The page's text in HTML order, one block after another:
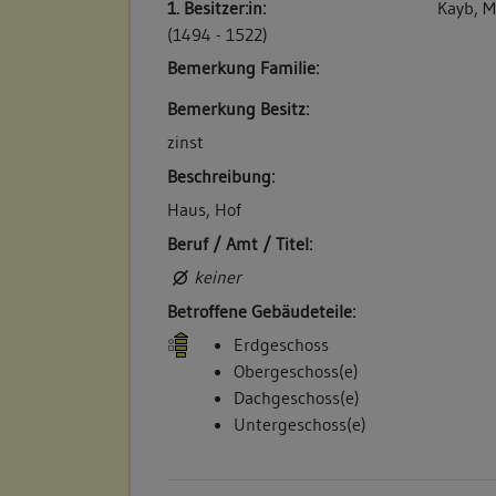
Stattmauren gelegen, stoßt an die
Betroffene Gebäudeteile:
keine
4. Bauphase:
(1587)
"Hanns Beringer gibt Jars Usser Seinem
dem Scheürlin, zwüschen dem
gelegen, stoßt an die Straßen". (a)
Betroffene Gebäudeteile:
1. Besitzer:in:
(1494 - 1522)
Kayb,
Bemerkung Familie:
Bemerkung Besitz:
zinst
Beschreibung:
Haus, Hof
Beruf / Amt / Titel:
keiner
Betroffene Gebäudeteile:
Erdgeschoss
Obergeschoss(e)
Dachgeschoss(e)
Untergeschoss(e)